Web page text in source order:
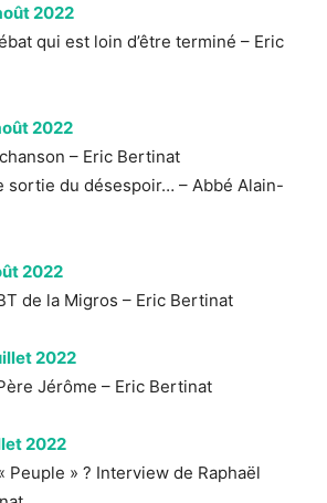
2022
qui est loin d’être terminé – Eric
2022
– Eric Bertinat
sortie du désespoir… – Abbé Alain-
2022
de la Migros – Eric Bertinat
2022
Jérôme – Eric Bertinat
2022
Peuple » ? Interview de Raphaël